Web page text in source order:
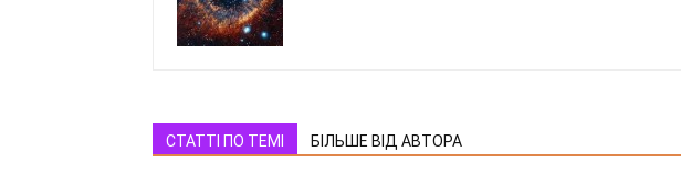
СТАТТІ ПО ТЕМІ БІЛЬШЕ ВІД АВТОРА